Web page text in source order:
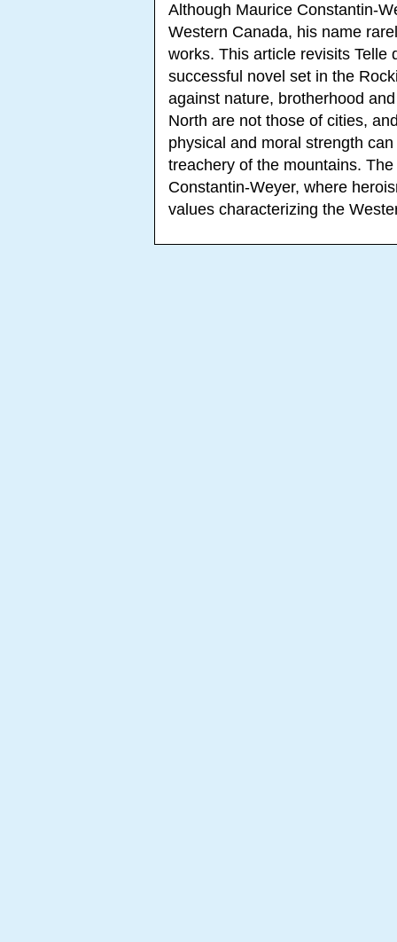
Although Maurice Constantin-
Western Canada, his name
works. This article revisits Telle
successful novel set in the
against nature, brotherhood
North are not those of cities,
physical and moral strength
treachery of the mountains.
Constantin-Weyer, where
values characterizing the